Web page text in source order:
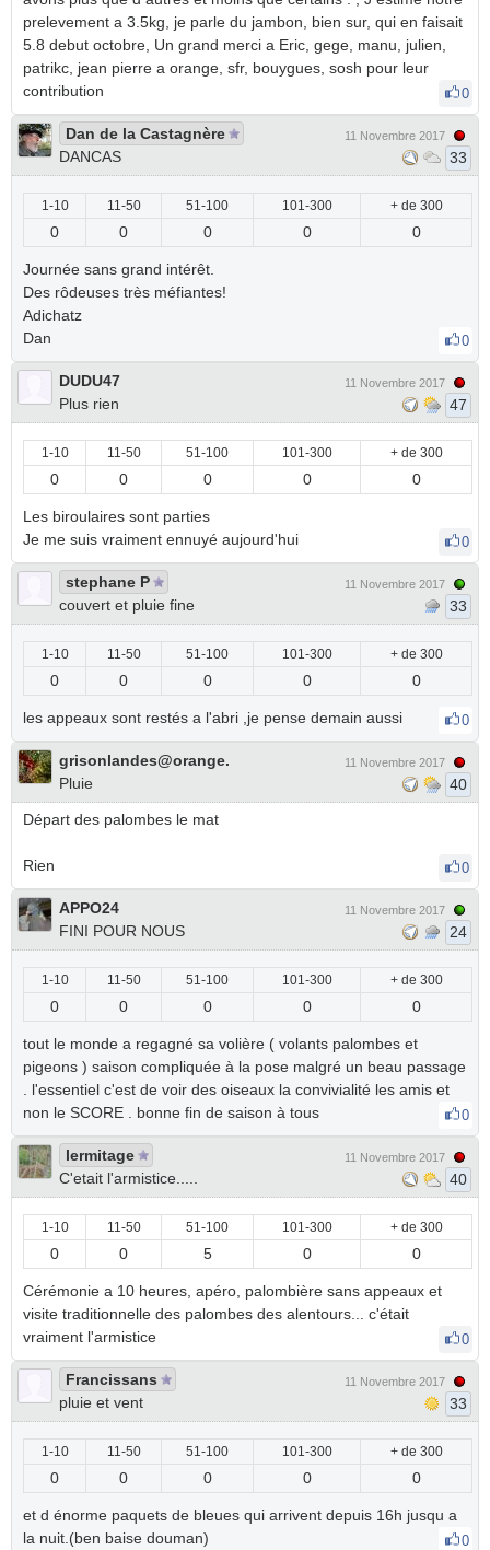
prelevement a 3.5kg, je parle du jambon, bien sur, qui en faisait
5.8 debut octobre, Un grand merci a Eric, gege, manu, julien,
patrikc, jean pierre a orange, sfr, bouygues, sosh pour leur
contribution
0
Dan de la Castagnère
DANCAS
11 Novembre 2017
33
1-10 11-50 51-100 101-300 + de 300
0 0 0 0 0
Journée sans grand intérêt.
Des rôdeuses très méfiantes!
Adichatz
Dan
0
DUDU47
Plus rien
11 Novembre 2017
47
1-10 11-50 51-100 101-300 + de 300
0 0 0 0 0
Les biroulaires sont parties
Je me suis vraiment ennuyé aujourd'hui
0
stephane P
couvert et pluie fine
11 Novembre 2017
33
1-10 11-50 51-100 101-300 + de 300
0 0 0 0 0
les appeaux sont restés a l'abri ,je pense demain aussi 0
grisonlandes@orange.
Pluie
11 Novembre 2017
40
Départ des palombes le mat
Rien 0
APPO24
FINI POUR NOUS
11 Novembre 2017
24
1-10 11-50 51-100 101-300 + de 300
0 0 0 0 0
tout le monde a regagné sa volière ( volants palombes et
pigeons ) saison compliquée à la pose malgré un beau passage
. l'essentiel c'est de voir des oiseaux la convivialité les amis et
non le SCORE . bonne fin de saison à tous
0
lermitage
C'etait l'armistice.....
11 Novembre 2017
40
1-10 11-50 51-100 101-300 + de 300
0 0 5 0 0
Cérémonie a 10 heures, apéro, palombière sans appeaux et
visite traditionnelle des palombes des alentours... c'était
vraiment l'armistice
0
Francissans
pluie et vent
11 Novembre 2017
33
1-10 11-50 51-100 101-300 + de 300
0 0 0 0 0
et d énorme paquets de bleues qui arrivent depuis 16h jusqu a
la nuit.(ben baise douman)
0